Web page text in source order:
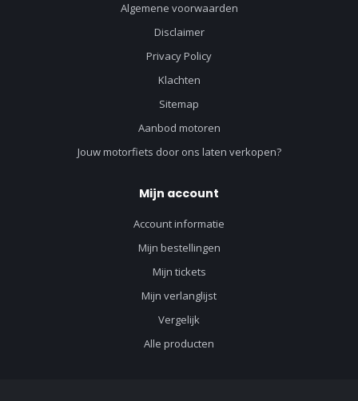
Algemene voorwaarden
Disclaimer
Privacy Policy
Klachten
Sitemap
Aanbod motoren
Jouw motorfiets door ons laten verkopen?
Mijn account
Account informatie
Mijn bestellingen
Mijn tickets
Mijn verlanglijst
Vergelijk
Alle producten